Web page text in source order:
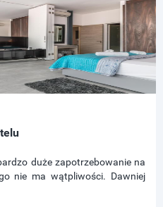
duże zapotrzebowanie na
nie ma wątpliwości. Dawniej